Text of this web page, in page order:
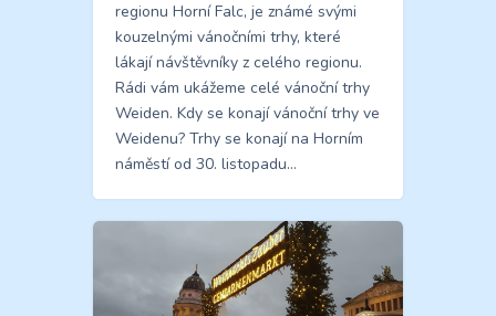
regionu Horní Falc, je známé svými
kouzelnými vánočními trhy, které
lákají návštěvníky z celého regionu.
Rádi vám ukážeme celé vánoční trhy
Weiden. Kdy se konají vánoční trhy ve
Weidenu? Trhy se konají na Horním
náměstí od 30. listopadu…